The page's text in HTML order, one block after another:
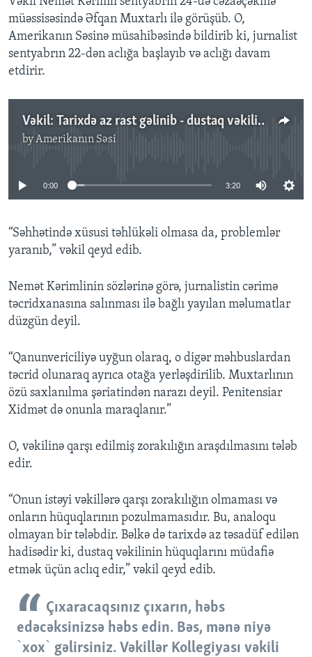
müəssisəsində Əfqan Muxtarlı ilə görüşüb. O,
Amerikanın Səsinə müsahibəsində bildirib ki, jurnalist
sentyabrın 22-dən aclığa başlayıb və aclığı davam
etdirir.
Vəkil: Tarixdə az rast gəlinib - dustaq vəkilin hüququnun müdafiəsi üçün aclıq edir
byAmerikanın Səsi
No media source currently available
0:00 3:20
“Səhhətində xüsusi təhlükəli olmasa da, problemlər
yaranıb,” vəkil qeyd edib.
Nemət Kərimlinin sözlərinə görə, jurnalistin cərimə
təcridxanasına salınması ilə bağlı yayılan məlumatlar
düzgün deyil.
“Qanunvericiliyə uyğun olaraq, o digər məhbuslardan
təcrid olunaraq ayrıca otağa yerləşdirilib. Muxtarlının
özü saxlanılma şəriatindən narazı deyil. Penitensiar
Xidmət də onunla maraqlanır.”
O, vəkilinə qarşı edilmiş zorakılığın araşdılmasını tələb
edir.
“Onun istəyi vəkillərə qarşı zorakılığın olmaması və
onların hüquqlarının pozulmamasıdır. Bu, analoqu
olmayan bir tələbdir. Bəlkə də tarixdə az təsadüf edilən
hadisədir ki, dustaq vəkilinin hüquqlarını müdafiə
etmək üçün aclıq edir,” vəkil qeyd edib.
Çıxaracaqsınız çıxarın, həbs
edəcəksinizsə həbs edin. Bəs, mənə niyə
`xox` gəlirsiniz. Vəkillər Kollegiyası vəkili